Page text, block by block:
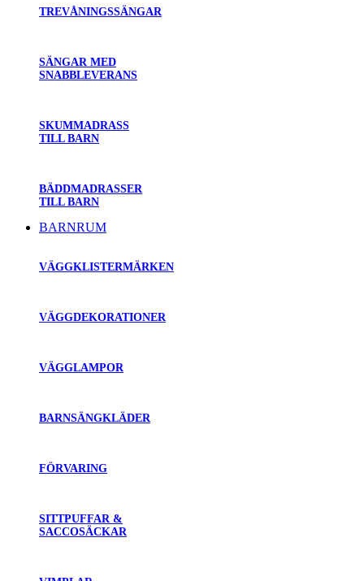
TREVÅNINGSSÄNGAR
SÄNGAR MED
SNABBLEVERANS
SKUMMADRASS
TILL BARN
BÄDDMADRASSER
TILL BARN
BARNRUM
VÄGGKLISTERMÄRKEN
VÄGGDEKORATIONER
VÄGGLAMPOR
BARNSÄNGKLÄDER
FÖRVARING
SITTPUFFAR &
SACCOSÄCKAR